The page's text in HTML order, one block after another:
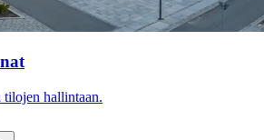
hallintaan.